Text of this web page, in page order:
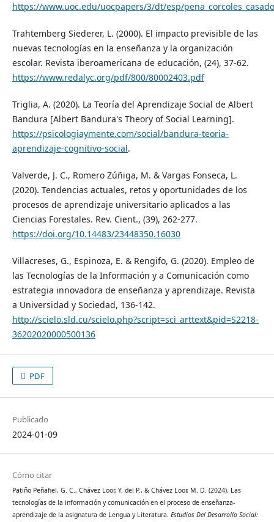
https://www.uoc.edu/uocpapers/3/dt/esp/
Trahtemberg Siederer, L. (2000). El impacto previsible de las
nuevas tecnologías en la enseñanza y la organización
escolar. Revista iberoamericana de educación, (24), 37-62.
https://www.redalyc.org/pdf/800/80002403.pdf
Triglia, A. (2020). La Teoría del Aprendizaje Social de Albert
Bandura [Albert Bandura's Theory of Social Learning].
https://psicologiaymente.com/social/bandura-teoria-
aprendizaje-cognitivo-social.
Valverde, J. C., Romero Zúñiga, M. & Vargas Fonseca, L.
(2020). Tendencias actuales, retos y oportunidades de los
procesos de aprendizaje universitario aplicados a las
Ciencias Forestales. Rev. Cient., (39), 262-277.
https://doi.org/10.14483/23448350.16030
Villacreses, G., Espinoza, E. & Rengifo, G. (2020). Empleo de
las Tecnologías de la Información y a Comunicación como
estrategia innovadora de enseñanza y aprendizaje. Revista
a Universidad y Sociedad, 136-142.
http://scielo.sld.cu/scielo.php?script=sci_arttext&pid=S2218-
36202020000500136
PDF
Publicado
2024-01-09
Cómo citar
Patiño Peñafiel, G. C., Chávez Loor, Y. del P., & Chávez Loor, M. D. (2024). Las
tecnologías de la información y comunicación en el proceso de enseñanza-
aprendizaje de la asignatura de Lengua y Literatura. Estudios Del Desarrollo Social: